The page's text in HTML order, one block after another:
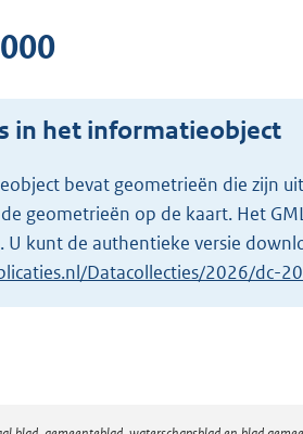
in het informatieobject
bevat geometrieën die zijn
geometrieën op de kaart. Het
U kunt de authentieke versie
Datacollecties/2026/dc-